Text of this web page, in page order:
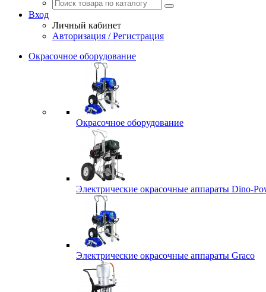
Вход
Личный кабинет
Авторизация / Регистрация
Окрасочное оборудование
Окрасочное оборудование
Электрические окрасочные аппараты Dino-
Электрические окрасочные аппараты Graco